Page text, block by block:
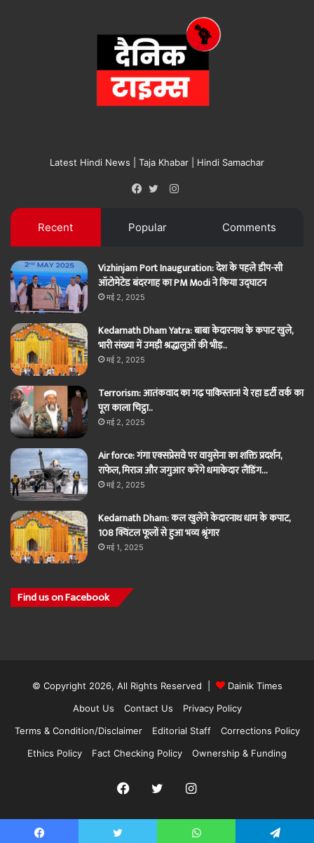
Latest Hindi News | Taja Khabar | Hindi Samachar
Instagram
Recent Popular Comments
Vizhinjam Port Inauguration: देश के पहले डीप-सी
ऑटोमेटेड बंदरगाह का PM Modi ने किया उद्घाटन
मई 2, 2025
Kedarnath Dham Yatra: बाबा केदारनाथ के कपाट खुले,
भारी संख्या में उमड़ी श्रद्धालुओं की भीड़..
मई 2, 2025
Terrorism: आतंकवाद का गढ़ पाकिस्तान! ये रहा डर्टी वर्क का
पूरा काला चिट्ठा..
मई 2, 2025
Air force: गंगा एक्सप्रेसवे पर वायुसेना का शक्ति प्रदर्शन,
राफेल, मिराज और जगुआर करेंगे धमाकेदार लैंडिंग…
मई 2, 2025
Kedarnath Dham: कल खुलेंगे केदारनाथ धाम के कपाट,
108 क्विंटल फूलों से हुआ भव्य श्रृंगार
मई 1, 2025
Find us on Facebook
© Copyright 2026, All Rights Reserved |
Dainik Times
About Us
Contact Us
Privacy Policy
Terms & Condition/Disclaimer
Editorial Staff
Corrections Policy
Ethics Policy
Fact Checking Policy Ownership & Funding
Facebook
TwitterInstagram